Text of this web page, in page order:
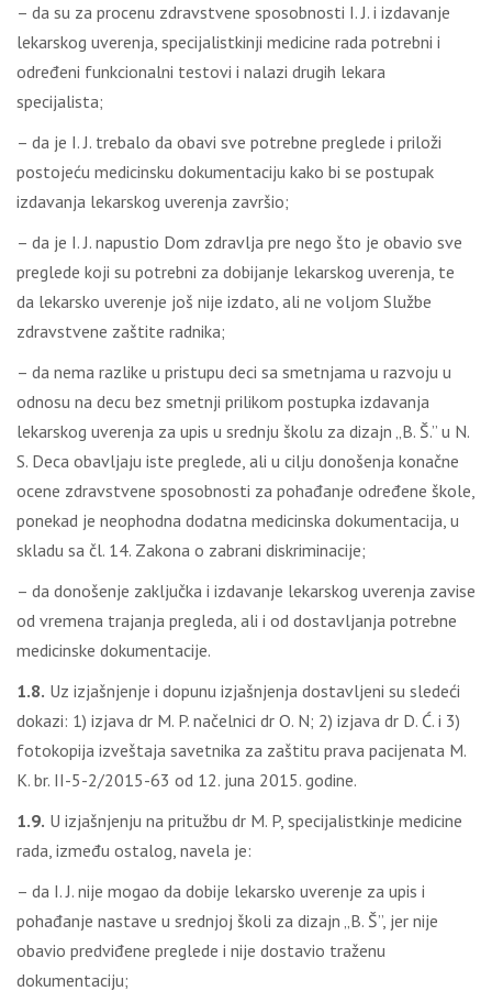
– da su za procenu zdravstvene sposobnosti I. J. i izdavanje
lekarskog uverenja, specijalistkinji medicine rada potrebni i
određeni funkcionalni testovi i nalazi drugih lekara
specijalista;
– da je I. J. trebalo da obavi sve potrebne preglede i priloži
postojeću medicinsku dokumentaciju kako bi se postupak
izdavanja lekarskog uverenja završio;
– da je I. J. napustio Dom zdravlja pre nego što je obavio sve
preglede koji su potrebni za dobijanje lekarskog uverenja, te
da lekarsko uverenje još nije izdato, ali ne voljom Službe
zdravstvene zaštite radnika;
– da nema razlike u pristupu deci sa smetnjama u razvoju u
odnosu na decu bez smetnji prilikom postupka izdavanja
lekarskog uverenja za upis u srednju školu za dizajn „B. Š.” u N.
S. Deca obavljaju iste preglede, ali u cilju donošenja konačne
ocene zdravstvene sposobnosti za pohađanje određene škole,
ponekad je neophodna dodatna medicinska dokumentacija, u
skladu sa čl. 14. Zakona o zabrani diskriminacije;
– da donošenje zaključka i izdavanje lekarskog uverenja zavise
od vremena trajanja pregleda, ali i od dostavljanja potrebne
medicinske dokumentacije.
1.8. Uz izjašnjenje i dopunu izjašnjenja dostavljeni su sledeći
dokazi: 1) izjava dr M. P. načelnici dr O. N; 2) izjava dr D. Ć. i 3)
fotokopija izveštaja savetnika za zaštitu prava pacijenata M.
K. br. II-5-2/2015-63 od 12. juna 2015. godine.
1.9. U izjašnjenju na pritužbu dr M. P, specijalistkinje medicine
rada, između ostalog, navela je:
– da I. J. nije mogao da dobije lekarsko uverenje za upis i
pohađanje nastave u srednjoj školi za dizajn „B. Š”, jer nije
obavio predviđene preglede i nije dostavio traženu
dokumentaciju;